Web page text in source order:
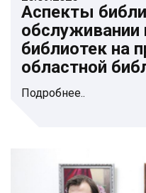
Аспекты
обслуживании
библиотек на
областной
Подробнее..